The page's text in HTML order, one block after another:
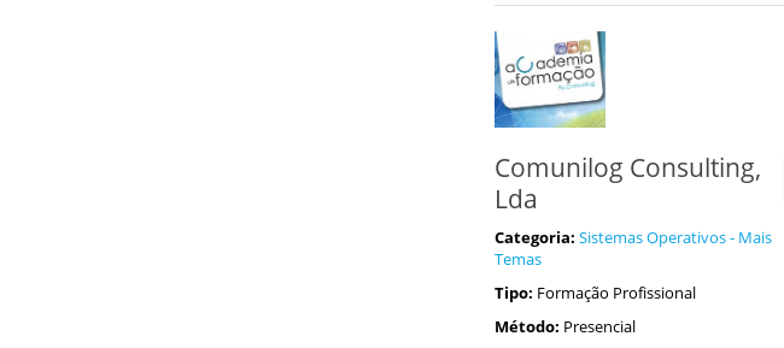
Comunilog Consulting,
Lda
Categoria: Sistemas Operativos - Mais
Temas
Tipo: Formação Profissional
Método: Presencial